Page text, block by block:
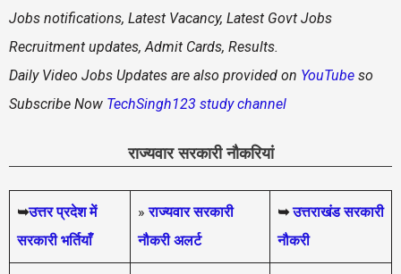
Jobs notifications, Latest Vacancy, Latest Govt Jobs
Recruitment updates, Admit Cards, Results.
Daily Video Jobs Updates are also provided on YouTube so
Subscribe Now TechSingh123 study channel
राज्यवार सरकारी नौकरियां
➥उत्तर प्रदेश में
सरकारी भर्तियाँ
»राज्यवार सरकारी
नौकरी अलर्ट
➥ उत्तराखंड सरकारी
नौकरी